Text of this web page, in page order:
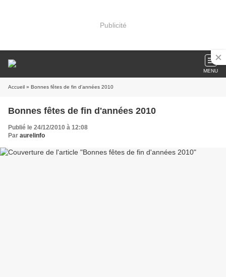
Publicité
MENU
Accueil » Bonnes fêtes de fin d'années 2010
Bonnes fêtes de fin d'années 2010
Publié le 24/12/2010 à 12:08
Par aurelinfo